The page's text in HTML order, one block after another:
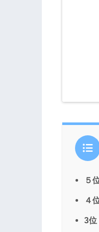
５
４
3位